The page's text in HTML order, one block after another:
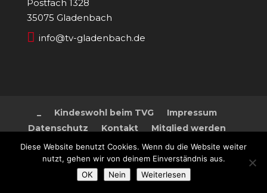
Postfach 1328
35075 Gladenbach
 info@tv-gladenbach.de
_ Kindeswohl beim TVG
Impressum
Datenschutz
Kontakt Mitglied werden
Diese Website benutzt Cookies. Wenn du die Website weiter
nutzt, gehen wir von deinem Einverständnis aus.
OK
Nein Weiterlesen